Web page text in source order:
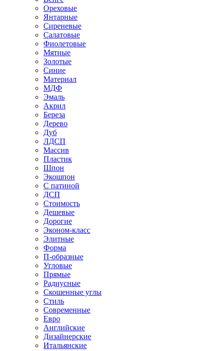
Ореховые
Янтарные
Сиреневые
Салатовые
Фиолетовые
Мятные
Золотые
Синие
Материал
МДФ
Эмаль
Акрил
Береза
Дерево
Дуб
ЛДСП
Массив
Пластик
Шпон
Экошпон
С патиной
ДСП
Стоимость
Дешевые
Дорогие
Эконом-класс
Элитные
Форма
П-образные
Угловые
Прямые
Радиусные
Скошенные углы
Стиль
Современные
Евро
Английские
Дизайнерские
Итальянские